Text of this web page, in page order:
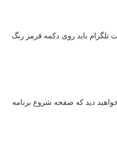
تلگرام باید روی دکمه قرمز رنگ
دید که صفحه شروع برنامه